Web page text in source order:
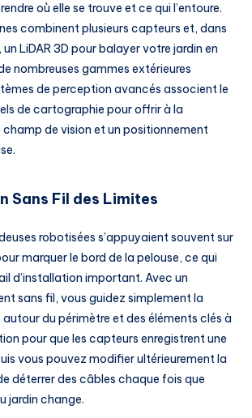
où elle se trouve et ce qui l’entoure.
combinent plusieurs capteurs et, dans
LiDAR 3D pour balayer votre jardin en
nombreuses gammes extérieures
de perception avancés associent le
de cartographie pour offrir à la
champ de vision et un positionnement
Sans Fil des Limites
robotisées s’appuyaient souvent sur
marquer le bord de la pelouse, ce qui
d’installation important. Avec un
sans fil, vous guidez simplement la
du périmètre et des éléments clés à
pour que les capteurs enregistrent une
vous pouvez modifier ultérieurement la
déterrer des câbles chaque fois que
jardin change.